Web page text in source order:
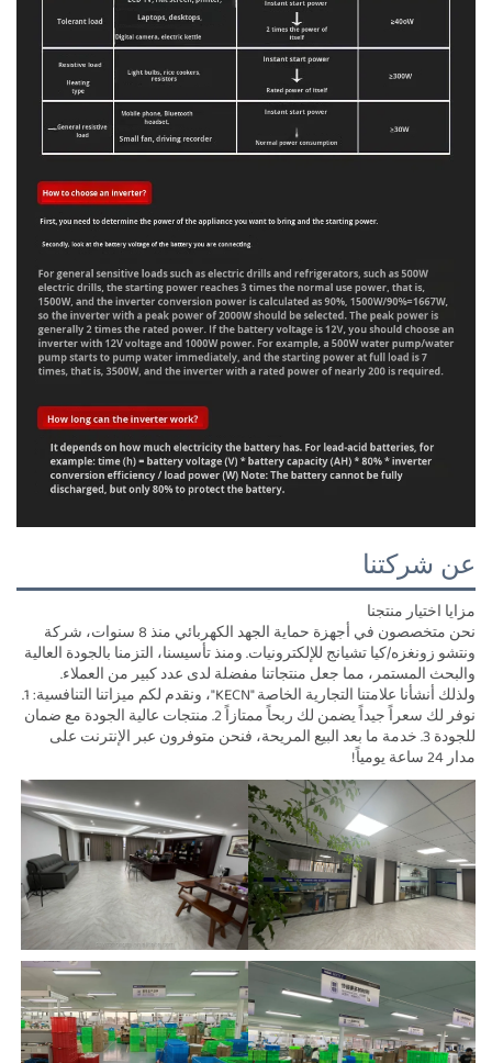
عن شركتنا
مزايا اختيار منتجنا
نحن متخصصون في أجهزة حماية الجهد الكهربائي منذ 8 سنوات، شركة
ونتشو زونغزه/كيا تشيانج للإلكترونيات. ومنذ تأسيسنا، التزمنا بالجودة العالية
والبحث المستمر، مما جعل منتجاتنا مفضلة لدى عدد كبير من العملاء.
ولذلك أنشأنا علامتنا التجارية الخاصة "KECN"، ونقدم لكم ميزاتنا التنافسية: 1.
نوفر لك سعراً جيداً يضمن لك ربحاً ممتازاً 2. منتجات عالية الجودة مع ضمان
للجودة 3. خدمة ما بعد البيع المريحة، فنحن متوفرون عبر الإنترنت على
مدار 24 ساعة يومياً!